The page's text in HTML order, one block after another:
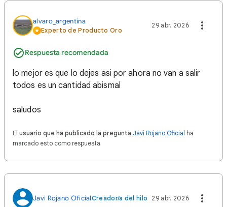
alvaro_argentina
Experto de Producto Oro
Respuesta recomendada
29 abr. 2026
lo mejor es que lo dejes asi por ahora no van a salir
todos es un cantidad abismal
saludos
El usuario que ha publicado la pregunta Javi Rojano Oficial ha
marcado esto como respuesta
Javi Rojano OficialCreador/a del hilo 29 abr. 2026